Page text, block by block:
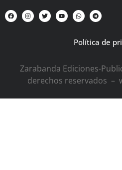
Política de
Zarabanda Ediciones-
derechos reservados –